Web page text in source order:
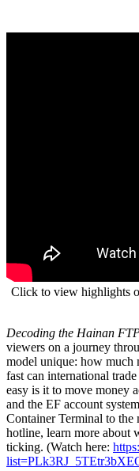
Click to view highlights
Decoding the Hainan
viewers on a journey
model unique: how much
fast can international
easy is it to move money
and the EF account
Container Terminal to
hotline, learn more about
ticking. (Watch here: